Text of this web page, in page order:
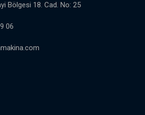
Bölgesi 18. Cad. No: 25
06